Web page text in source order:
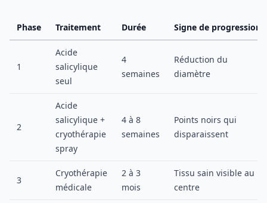
Phase Traitement Durée Signe de progression
1
Acide
salicylique
seul
4
semaines
Réduction du
diamètre
2
Acide
salicylique +
cryothérapie
spray
4 à 8
semaines
Points noirs qui
disparaissent
3
Cryothérapie
médicale
2 à 3
mois
Tissu sain visible au
centre